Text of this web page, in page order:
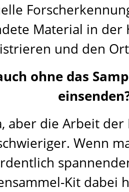
Material in der
und den
ohne das
aber die Arbeit
Wenn
Kit dabei